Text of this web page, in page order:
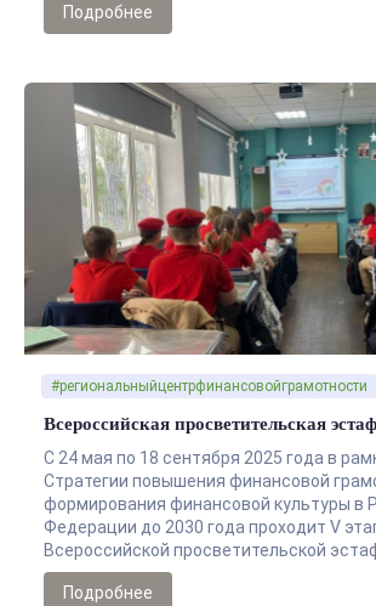
Подробнее
Всероссийская просветительская
С 24 мая по 18 сентября 2025 года в
Стратегии повышения финансовой
формирования финансовой культуры в
Федерации до 2030 года проходит V
Всероссийской просветительской
#региональныйцентрфинансовойграмотности
Подробнее